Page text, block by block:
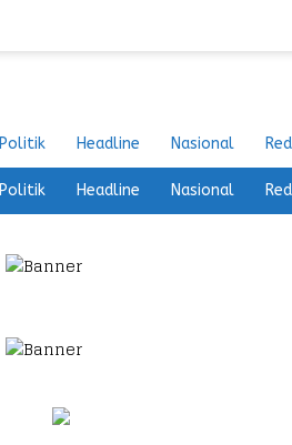
Politik Headline Nasional
Politik Headline Nasional